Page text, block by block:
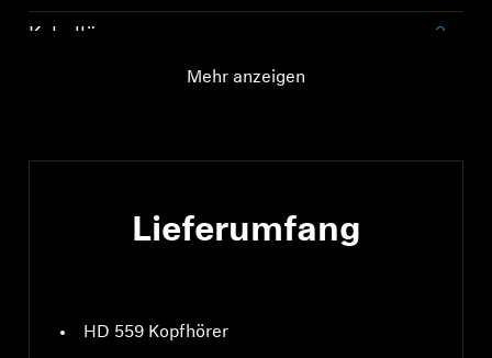
Kabellänge 3m
Mehr anzeigen
Lieferumfang
HD 559 Kopfhörer
Produkte zu Ihrer Wunschliste hinzuzufügen und